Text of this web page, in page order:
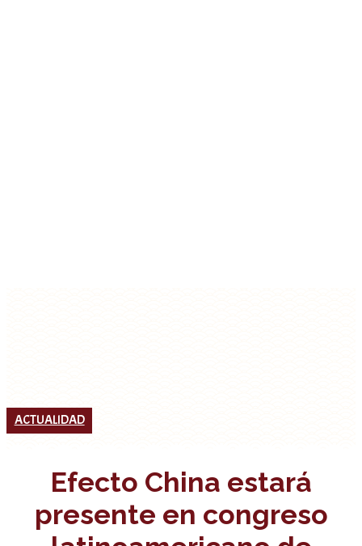
ACTUALIDAD
Efecto China estará
presente en congreso